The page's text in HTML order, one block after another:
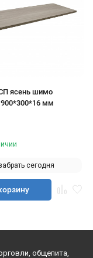
ясень шимо
мм
сегодня
общепита,